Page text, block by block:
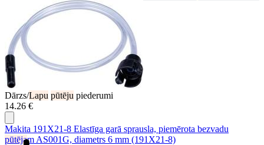
Dārzs/Lapu pūtēju piederumi
14.26 €
Makita 191X21-8 Elastīga garā sprausla, piemērota bezvadu
pūtējam AS001G, diametrs 6 mm (191X21-8)